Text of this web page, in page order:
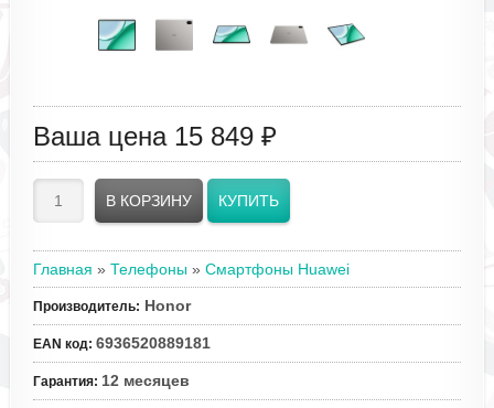
Ваша цена 15 849 ₽
Главная » Телефоны » Смартфоны Huawei
Производитель: Honor
EAN код: 6936520889181
Гарантия: 12 месяцев